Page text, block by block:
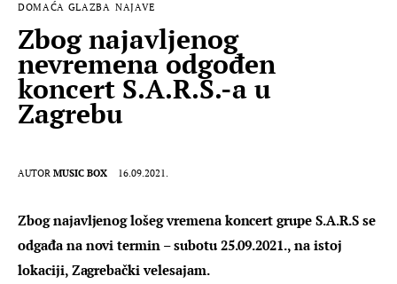
MUSIC BOX
DOMAĆA GLAZBA NAJAVE
Zbog najavljenog
nevremena odgođen
koncert S.A.R.S.-a u
Zagrebu
AUTOR MUSIC BOX 16.09.2021.
Zbog najavljenog lošeg vremena koncert grupe S.A.R.S se
odgađa na novi termin – subotu 25.09.2021., na istoj
lokaciji, Zagrebački velesajam.